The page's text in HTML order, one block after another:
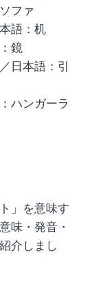
ファ
語：机
鏡
日本語：引
ハンガーラ
」を意味す
味・発音・
介しまし